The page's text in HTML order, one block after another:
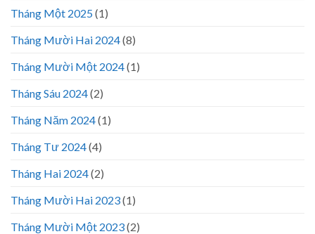
Tháng Một 2025(1)
Tháng Mười Hai 2024(8)
Tháng Mười Một 2024(1)
Tháng Sáu 2024(2)
Tháng Năm 2024(1)
Tháng Tư 2024(4)
Tháng Hai 2024(2)
Tháng Mười Hai 2023(1)
Tháng Mười Một 2023(2)